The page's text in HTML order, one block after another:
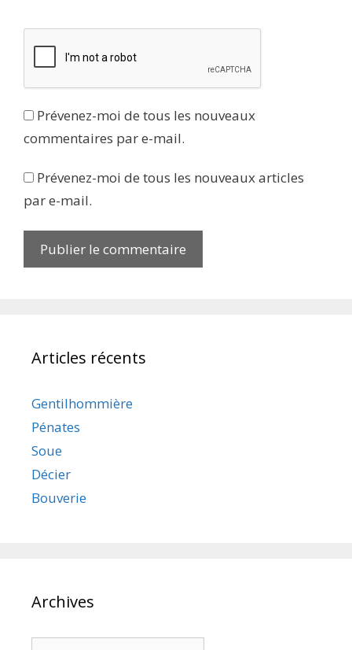
Prévenez-moi de tous les nouveaux
commentaires par e-mail.
Prévenez-moi de tous les nouveaux articles
par e-mail.
Articles récents
Gentilhommière
Pénates
Soue
Décier
Bouverie
Archives